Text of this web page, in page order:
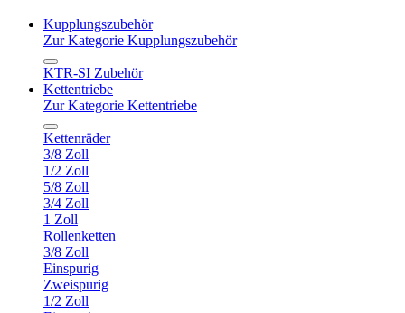
Kupplungszubehör
Zur Kategorie Kupplungszubehör
KTR-SI Zubehör
Kettentriebe
Zur Kategorie Kettentriebe
Kettenräder
3/8 Zoll
1/2 Zoll
5/8 Zoll
3/4 Zoll
1 Zoll
Rollenketten
3/8 Zoll
Einspurig
Zweispurig
1/2 Zoll